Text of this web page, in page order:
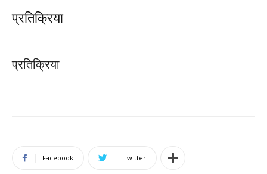
प्रतिक्रिया
प्रतिक्रिया
Facebook Twitter